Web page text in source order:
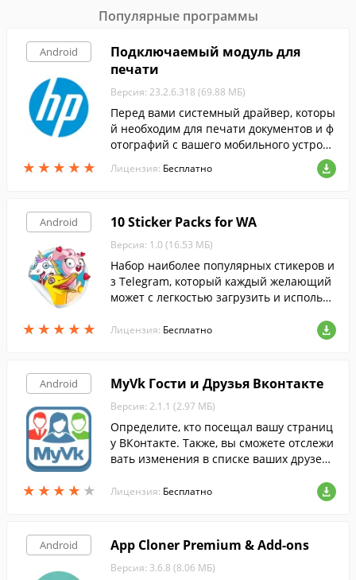
Популярные программы
Android
★ ★ ★ ★ ★
★ ★ ★ ★ ★
Подключаемый модуль для
печати
Версия: 23.2.6.318 (69.88 МБ)
Перед вами системный драйвер, которы
й необходим для печати документов и ф
отографий с вашего мобильного устройс
Лицензия: Бесплатно
Android
★ ★ ★ ★ ★
★ ★ ★ ★ ★
10 Sticker Packs for WA
Версия: 1.0 (16.53 МБ)
Набор наиболее популярных стикеров и
з Telegram, который каждый желающий
может с легкостью загрузить и использо
Лицензия: Бесплатно
Android
★ ★ ★ ★ ★
★ ★ ★ ★ ★
MyVk Гости и Друзья Вконтакте
Версия: 2.1.1 (2.97 МБ)
Определите, кто посещал вашу страниц
у ВКонтакте. Также, вы сможете отслежи
вать изменения в списке ваших друзей,
лился из ваших контактов.
Лицензия: Бесплатно
Android App Cloner Premium & Add-ons
Версия: 3.6.8 (8.06 МБ)